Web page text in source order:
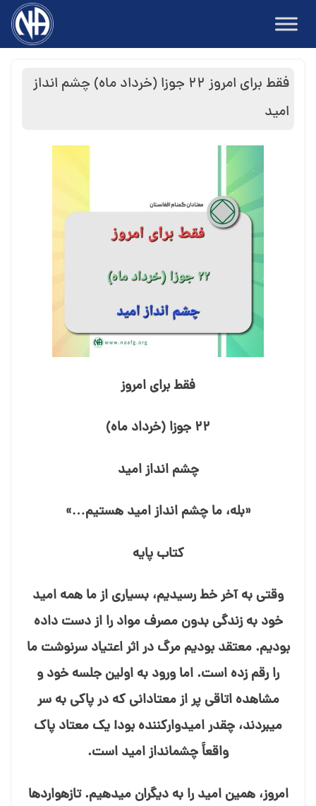
content
فقط برای امروز ۲۲ جوزا (خرداد ماه) چشم انداز
امید
فقط برای امروز
۲۲ جوزا (خرداد ماه)
چشم انداز امید
«بله، ما چشم⁯⁯ انداز امید هستیم…»
کتاب پایه
وقتی به آخر خط رسیدیم، بسیاری از ما همه امید
خود به زندگی بدون مصرف مواد را از دست داده
بودیم. معتقد بودیم مرگ در اثر اعتیاد سرنوشت ما
را رقم زده است. اما ورود به اولین جلسه خود و
مشاهده اتاقی پر از معتادانی که در پاکی به سر
می⁯بردند، چقدر امیدوارکننده بود! یک معتاد پاک
واقعاً چشم⁯انداز امید است.
امروز، همین امید را به دیگران می⁯دهیم. تازه⁯واردها